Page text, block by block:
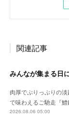
関連記事
みんなが集まる日
肉厚でぷりっぷりの
で味わえるご馳走『
2026.08.06 05:00